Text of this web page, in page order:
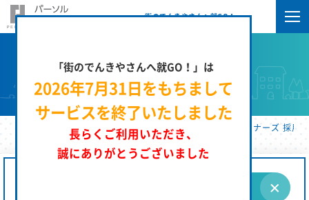
街のでんきやさんへ就GO！
「街のでんきやさんへ就GO！」は
2026年7月31日をもちまして
サービスを終了いたしました
長らくご利用いただき、
誠にありがとうございました
求人検索
街のでんきやさんへ就GO！ | パーソルエクセルＨＲパートナーズ 採用